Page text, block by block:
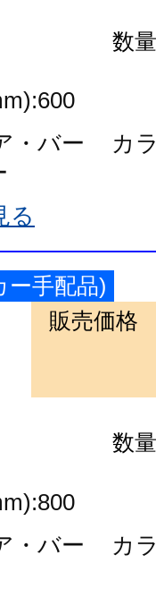
数量
・バー
カ
る
ー手配品)
販売価格
数量
・バー
カ